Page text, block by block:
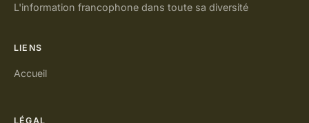
L'information francophone dans toute sa diversité
LIENS
Accueil
LÉGAL